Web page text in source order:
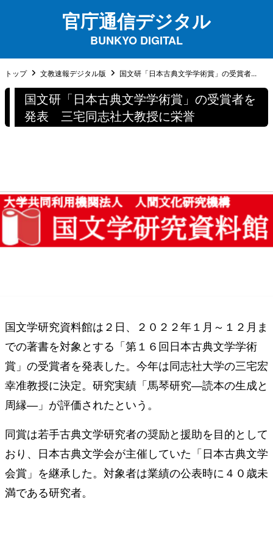
官庁通信デジタル
BUNKYO DIGITAL
トップ 文教速報デジタル版 国文研「日本古典文学学術賞」の受賞者...
国文研「日本古典文学学術賞」の受賞者を
発表 三宅同志社大教授に栄誉
国文学研究資料館は２日、２０２２年１月～１２月ま
での著書を対象とする「第１６回日本古典文学学術
賞」の受賞者を発表した。今年は同志社大学の三宅宏
幸准教授に決定。研究実績「馬琴研究―読本の生成と
周縁―」が評価されたという。
同賞は若手古典文学研究者の奨励と援助を目的として
おり、日本古典文学会が主催していた「日本古典文学
会賞」を継承した。対象者は業績の公表時に４０歳未
満である研究者。